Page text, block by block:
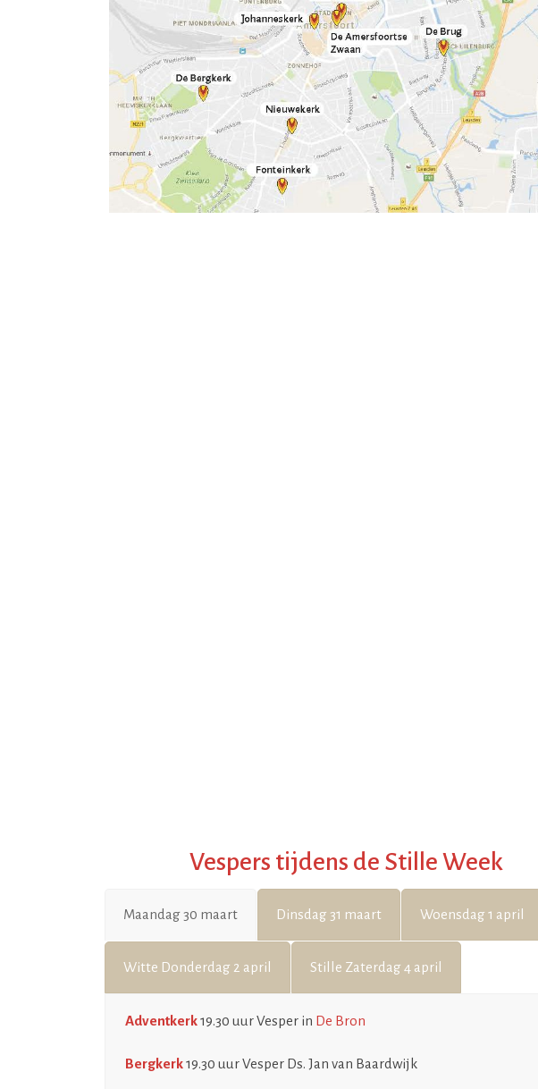
Vespers tijdens de Stille Week
Maandag 30 maart Dinsdag 31 maart Woensdag 1 april
Witte Donderdag 2 april Stille Zaterdag 4 april
Adventkerk19.30 uur Vesper in De Bron
Bergkerk19.30 uur Vesper Ds. Jan van Baardwijk